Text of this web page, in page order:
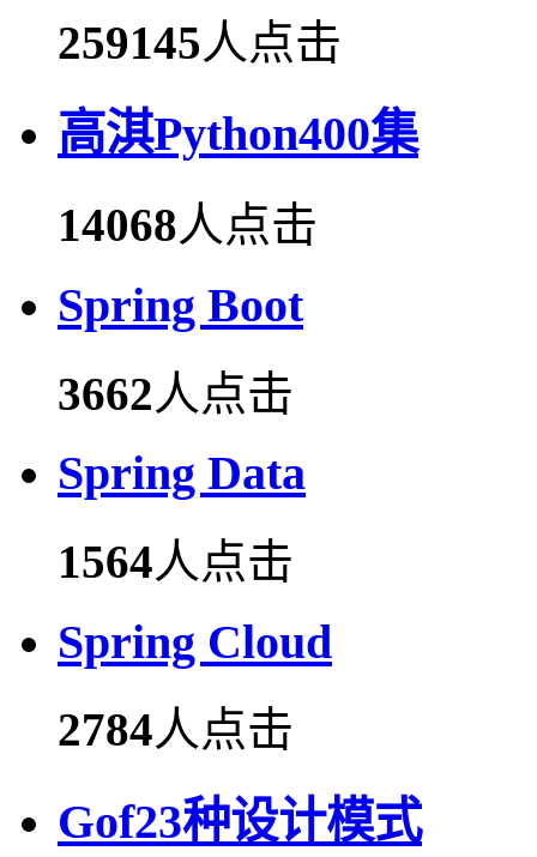
259145人点击
高淇Python400集
14068人点击
Spring Boot
3662人点击
Spring Data
1564人点击
Spring Cloud
2784人点击
Gof23种设计模式